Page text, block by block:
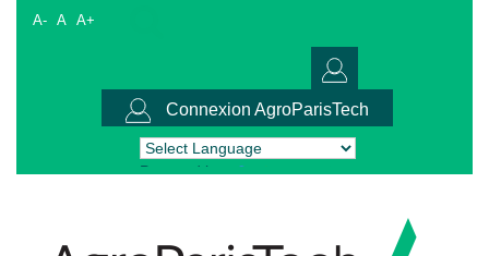
A- A A+
Connexion AgroParisTech
Powered by Translate